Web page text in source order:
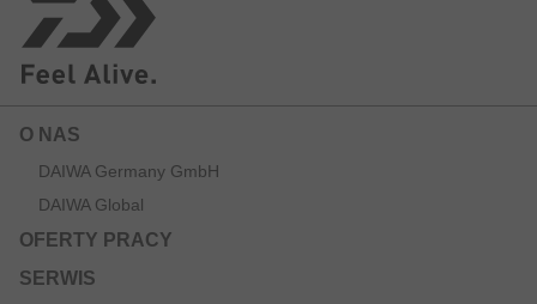
O NAS
DAIWA Germany GmbH
DAIWA Global
OFERTY PRACY
SERWIS